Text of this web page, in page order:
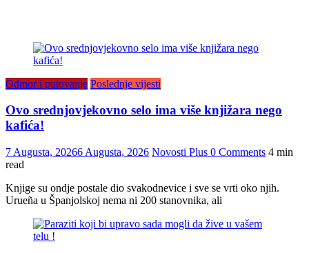
Odmor i putovanje Poslednje vijesti
Ovo srednjovjekovno selo ima više knjižara nego
kafića!
7 Augusta, 20266 Augusta, 2026 Novosti Plus 0 Comments 4 min
read
Knjige su ondje postale dio svakodnevice i sve se vrti oko njih.
Urueña u Španjolskoj nema ni 200 stanovnika, ali